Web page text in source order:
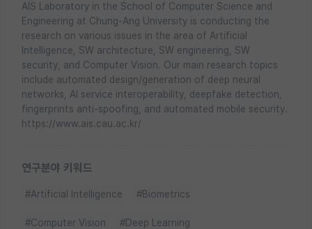
AIS Laboratory in the School of Computer Science and
Engineering at Chung-Ang University is conducting the
research on various issues in the area of Artificial
Intelligence, SW architecture, SW engineering, SW
security, and Computer Vision. Our main research topics
include automated design/generation of deep neural
networks, AI service interoperability, deepfake detection,
fingerprints anti-spoofing, and automated mobile security.
https://www.ais.cau.ac.kr/
연구분야 키워드
#Artificial Intelligence #Biometrics
#Computer Vision #Deep Learning